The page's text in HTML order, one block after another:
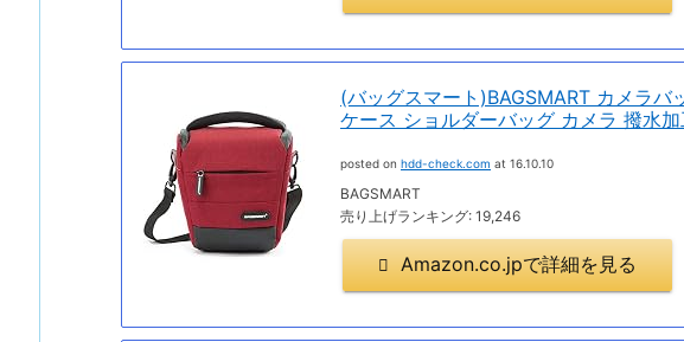
(バッグスマート)BAGSMART カメラバ
ケース ショルダーバッグ カメラ 撥水
posted on hdd-check.com at 16.10.10
BAGSMART
売り上げランキング: 19,246
Amazon.co.jpで詳細を見る